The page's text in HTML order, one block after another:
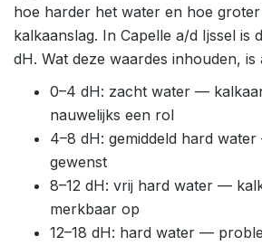
hoe harder het water en hoe
kalkaanslag. In Capelle a/d Ijssel is
dH. Wat deze waardes inhouden, is
0–4 dH: zacht water —
nauwelijks een rol
4–8 dH: gemiddeld hard
gewenst
8–12 dH: vrij hard water —
merkbaar op
12–18 dH: hard water —